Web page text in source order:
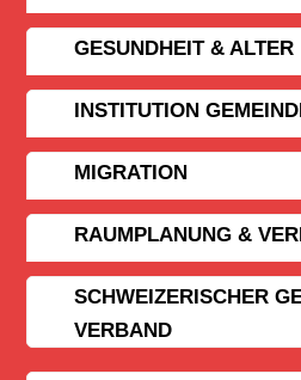
GESUNDHEIT & ALTER
INSTITUTION
MIGRATION
RAUMPLANUNG &
SCHWEIZERISCHER
VERBAND